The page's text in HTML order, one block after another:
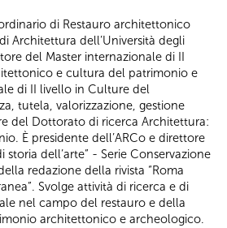
di Restauro architettonico
Architettura dell’Università degli
del Master internazionale di II
e cultura del patrimonio e
di II livello in Culture del
tutela, valorizzazione, gestione
del Dottorato di ricerca Architettura:
È presidente dell’ARCo e direttore
storia dell’arte” - Serie Conservazione
redazione della rivista “Roma
Svolge attività di ricerca e di
nel campo del restauro e della
architettonico e archeologico.